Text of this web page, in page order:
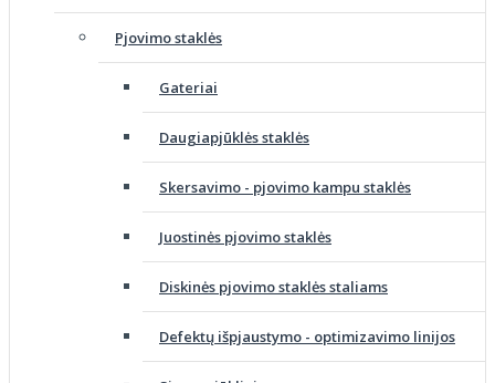
Pjovimo staklės
Gateriai
Daugiapjūklės staklės
Skersavimo - pjovimo kampu staklės
Juostinės pjovimo staklės
Diskinės pjovimo staklės staliams
Defektų išpjaustymo - optimizavimo linijos